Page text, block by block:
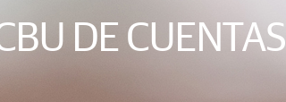
DE CUENTAS